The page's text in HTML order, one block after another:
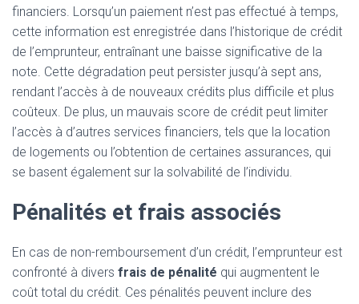
financiers. Lorsqu’un paiement n’est pas effectué à temps,
cette information est enregistrée dans l’historique de crédit
de l’emprunteur, entraînant une baisse significative de la
note. Cette dégradation peut persister jusqu’à sept ans,
rendant l’accès à de nouveaux crédits plus difficile et plus
coûteux. De plus, un mauvais score de crédit peut limiter
l’accès à d’autres services financiers, tels que la location
de logements ou l’obtention de certaines assurances, qui
se basent également sur la solvabilité de l’individu.
Pénalités et frais associés
En cas de non-remboursement d’un crédit, l’emprunteur est
confronté à divers frais de pénalité qui augmentent le
coût total du crédit. Ces pénalités peuvent inclure des